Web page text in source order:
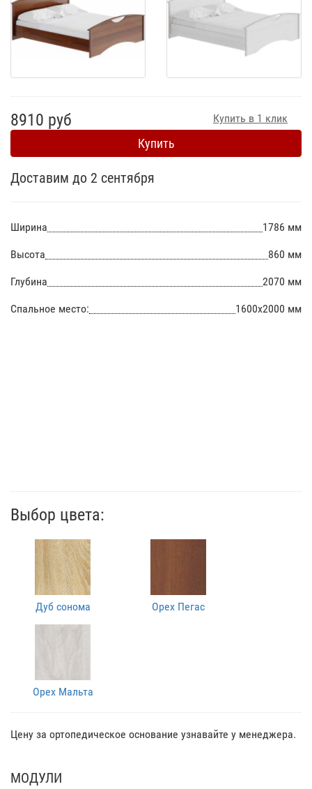
Купить в 1 клик
8910 руб
Купить
Доставим до 2 сентября
Ширина 1786 мм
Высота 860 мм
Глубина 2070 мм
Спальное место: 1600х2000 мм
Выбор цвета:
Дуб сонома Орех Пегас
Орех Мальта
Цену за ортопедическое основание узнавайте у менеджера.
МОДУЛИ